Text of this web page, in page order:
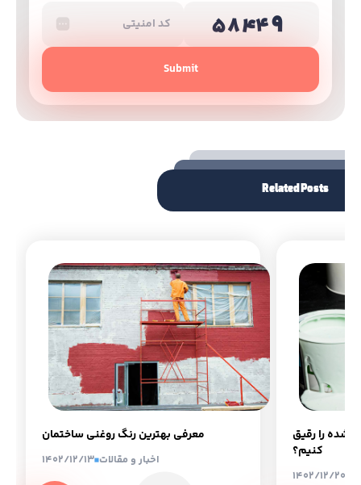
Submit
Related Posts
معرفی بهترین رنگ روغنی ساختمان
1402/12/13 اخبار و مقالات
شده را رقیق
کنیم؟
1402/12/20